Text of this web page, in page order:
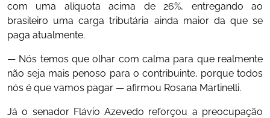
com uma alíquota acima de 26%, entregando ao
brasileiro uma carga tributária ainda maior da que se
paga atualmente.
— Nós temos que olhar com calma para que realmente
não seja mais penoso para o contribuinte, porque todos
nós é que vamos pagar — afirmou Rosana Martinelli.
Já o senador Flávio Azevedo reforçou a preocupação